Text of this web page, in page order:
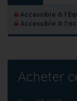
Accessible à
Accessible à
Acheter